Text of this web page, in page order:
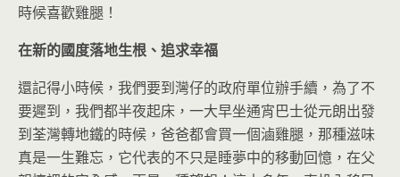
時候喜歡雞腿！
在新的國度落地生根、追求幸福
還記得小時候，我們要到灣仔的政府單位辦手續，為了不
要遲到，我們都半夜起床，一大早坐通宵巴士從元朗出發
到荃灣轉地鐵的時候，爸爸都會買一個滷雞腿，那種滋味
真是一生難忘，它代表的不只是睡夢中的移動回憶，在父